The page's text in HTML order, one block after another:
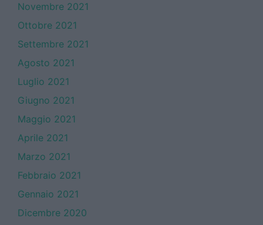
Novembre 2021
Ottobre 2021
Settembre 2021
Agosto 2021
Luglio 2021
Giugno 2021
Maggio 2021
Aprile 2021
Marzo 2021
Febbraio 2021
Gennaio 2021
Dicembre 2020